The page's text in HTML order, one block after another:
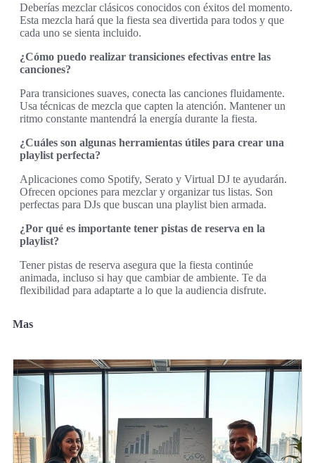
Deberías mezclar clásicos conocidos con éxitos del momento.
Esta mezcla hará que la fiesta sea divertida para todos y que
cada uno se sienta incluido.
¿Cómo puedo realizar transiciones efectivas entre las
canciones?
Para transiciones suaves, conecta las canciones fluidamente.
Usa técnicas de mezcla que capten la atención. Mantener un
ritmo constante mantendrá la energía durante la fiesta.
¿Cuáles son algunas herramientas útiles para crear una
playlist perfecta?
Aplicaciones como Spotify, Serato y Virtual DJ te ayudarán.
Ofrecen opciones para mezclar y organizar tus listas. Son
perfectas para DJs que buscan una playlist bien armada.
¿Por qué es importante tener pistas de reserva en la
playlist?
Tener pistas de reserva asegura que la fiesta continúe
animada, incluso si hay que cambiar de ambiente. Te da
flexibilidad para adaptarte a lo que la audiencia disfrute.
Mas